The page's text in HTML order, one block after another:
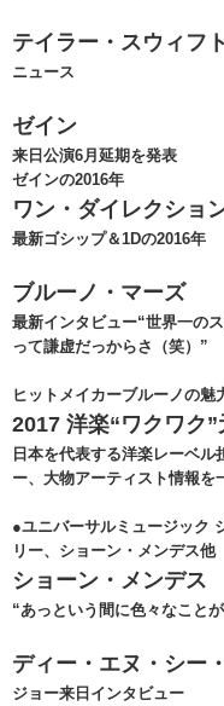
テイラー・スウィフト
ニュース
ゼイン
来日公演6月延期を発表
ゼインの2016年
ワン・ダイレクショ
最新ゴシップ＆1Dの2016年
ブルーノ・マーズ
最新インタビュー“世界一の
って謙虚だっからさ（笑）”
ヒットメイカーブルーノの魅
2017 洋楽“ワクワク”
日本を代表する洋楽レーベ
ー、大物アーティスト情報を
●ユニバーサルミュージック
リー、ショーン・メンデス他
ショーン・メンデス
“あっという間に色々なこと
ディー・エヌ・シー
ジョー来日インタビュー